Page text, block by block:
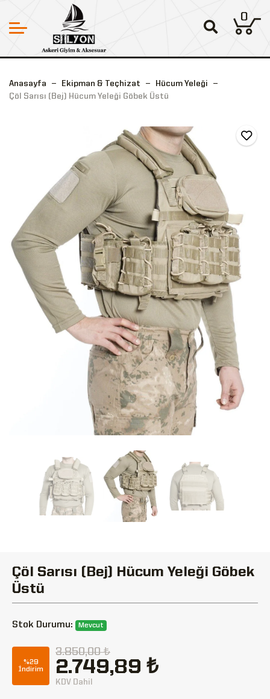
0
Anasayfa Ekipman & Teçhizat
Hücum Yeleği
Çöl Sarısı (Bej) Hücum Yeleği Göbek Üstü
Çöl Sarısı (Bej) Hücum Yeleği Göbek
Üstü
Stok Durumu: Mevcut
%29
İndirim
3.850,00 ₺
2.749,89 ₺
KDV Dahil